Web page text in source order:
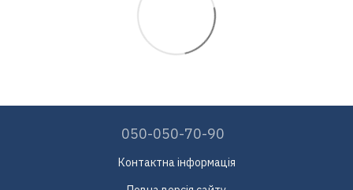
050-050-70-90
Контактна інформація